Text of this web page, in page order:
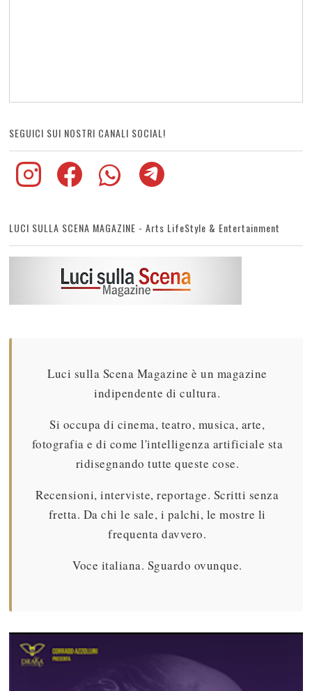
SEGUICI SUI NOSTRI CANALI SOCIAL!
LUCI SULLA SCENA MAGAZINE - Arts LifeStyle & Entertainment
Luci sulla Scena Magazine è un magazine
indipendente di cultura.
Si occupa di cinema, teatro, musica, arte,
fotografia e di come l'intelligenza artificiale sta
ridisegnando tutte queste cose.
Recensioni, interviste, reportage. Scritti senza
fretta. Da chi le sale, i palchi, le mostre li
frequenta davvero.
Voce italiana. Sguardo ovunque.